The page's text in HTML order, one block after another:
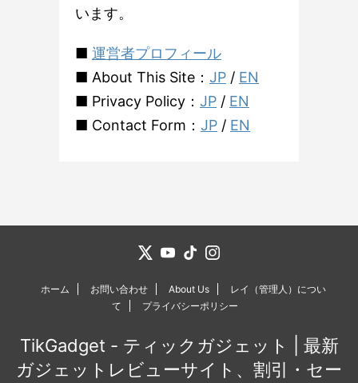
います。
■ 運営者プロフィール
■ About This Site： JP / EN
■ Privacy Policy： JP / EN
■ Contact Form： JP / EN
ホーム お問い合わせ About Us
レイ（管理人）につい
て
プライバシーポリシー
TikGadget - ティックガジェット | 最新
ガジェットレビューサイト、割引・セー